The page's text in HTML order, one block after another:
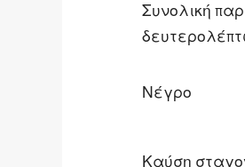
Συνολική
Νέγρο
Καύση